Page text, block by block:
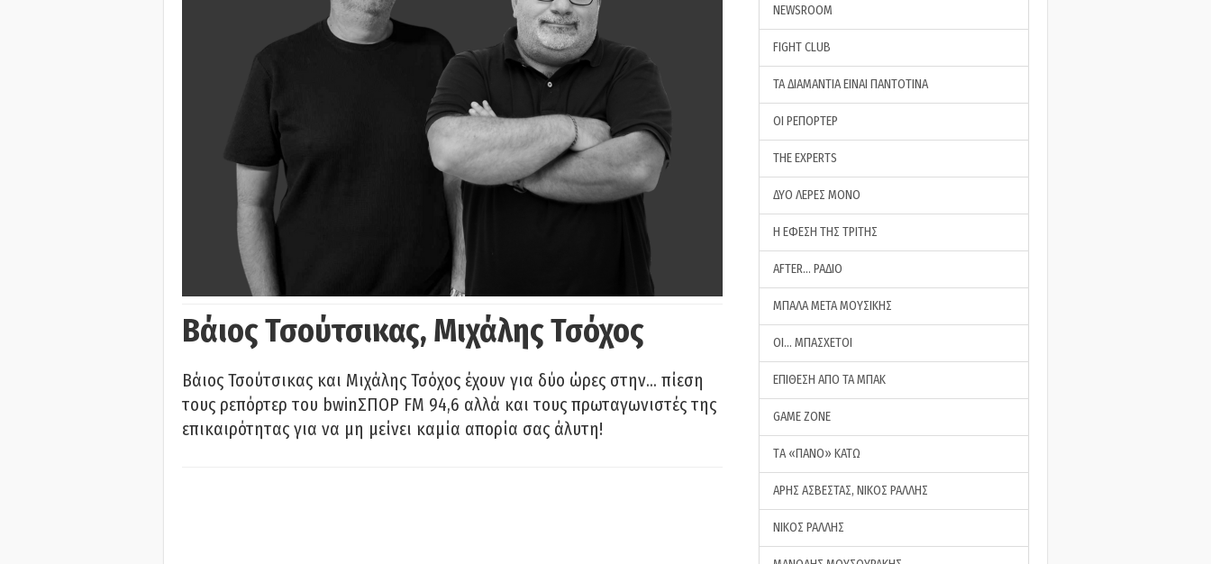
Βάιος Τσούτσικας, Μιχάλης Τσόχος
Βάιος Τσούτσικας και Μιχάλης Τσόχος έχουν για δύο ώρες στην… πίεση
τους ρεπόρτερ του bwinΣΠΟΡ FM 94,6 αλλά και τους πρωταγωνιστές της
επικαιρότητας για να μη μείνει καμία απορία σας άλυτη!
NEWSROOM
FIGHT CLUB
ΤΑ ΔΙΑΜΑΝΤΙΑ ΕΙΝΑΙ ΠΑΝΤΟΤΙΝΑ
ΟΙ ΡΕΠΟΡΤΕΡ
THE EXPERTS
ΔΥΟ ΛΕΡΕΣ ΜΟΝΟ
Η ΕΦΕΣΗ ΤΗΣ ΤΡΙΤΗΣ
AFTER… ΡΑΔΙΟ
ΜΠΑΛΑ ΜΕΤΑ ΜΟΥΣΙΚΗΣ
ΟΙ… ΜΠΑΣΧΕΤΟΙ
ΕΠΙΘΕΣΗ ΑΠΟ ΤΑ ΜΠΑΚ
GAME ZONE
ΤA «ΠΑΝΟ» ΚΑΤΩ
ΑΡΗΣ ΑΣΒΕΣΤΑΣ, ΝΙΚΟΣ ΡΑΛΛΗΣ
ΝΙΚΟΣ ΡΑΛΛΗΣ